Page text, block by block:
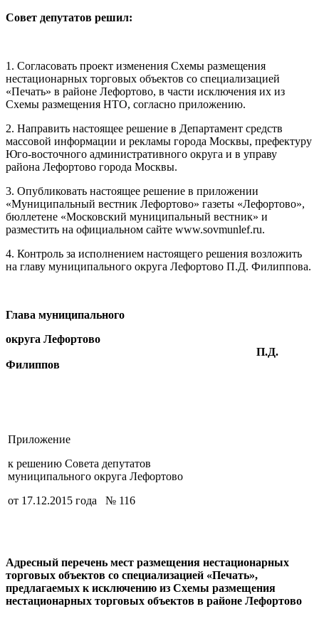
Совет депутатов решил:
1. Согласовать проект изменения Схемы размещения
нестационарных торговых объектов со специализацией
«Печать» в районе Лефортово, в части исключения их из
Схемы размещения НТО, согласно приложению.
2. Направить настоящее решение в Департамент средств
массовой информации и рекламы города Москвы, префектуру
Юго-восточного административного округа и в управу
района Лефортово города Москвы.
3. Опубликовать настоящее решение в приложении
«Муниципальный вестник Лефортово» газеты «Лефортово»,
бюллетене «Московский муниципальный вестник» и
разместить на официальном сайте www.sovmunlef.ru.
4. Контроль за исполнением настоящего решения возложить
на главу муниципального округа Лефортово П.Д. Филиппова.
Глава муниципального
округа Лефортово
П.Д.
Филиппов
Приложение
к решению Совета депутатов
муниципального округа Лефортово
от 17.12.2015 года № 116
Адресный перечень мест размещения нестационарных
торговых объектов со специализацией «Печать»,
предлагаемых к исключению из Схемы размещения
нестационарных торговых объектов в районе Лефортово